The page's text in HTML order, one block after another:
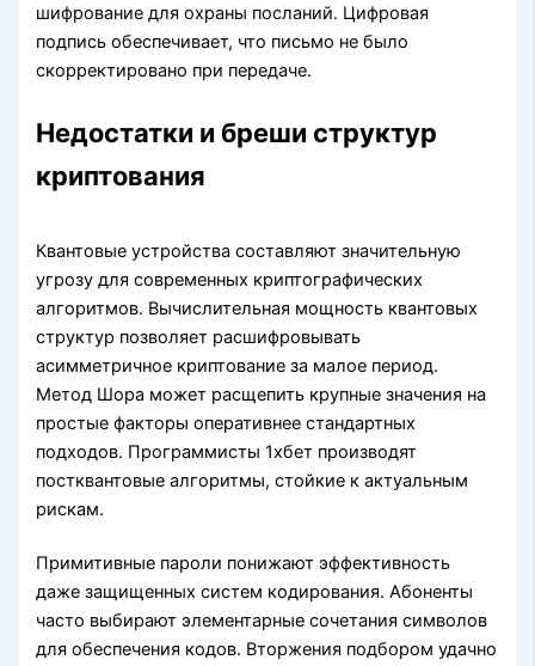
шифрование для охраны посланий. Цифровая
подпись обеспечивает, что письмо не было
скорректировано при передаче.
Недостатки и бреши структур
криптования
Квантовые устройства составляют значительную
угрозу для современных криптографических
алгоритмов. Вычислительная мощность квантовых
структур позволяет расшифровывать
асимметричное криптование за малое период.
Метод Шора может расщепить крупные значения на
простые факторы оперативнее стандартных
подходов. Программисты 1хбет производят
постквантовые алгоритмы, стойкие к актуальным
рискам.
Примитивные пароли понижают эффективность
даже защищенных систем кодирования. Абоненты
часто выбирают элементарные сочетания символов
для обеспечения кодов. Вторжения подбором удачно